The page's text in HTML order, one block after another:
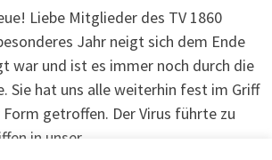
Liebe Mitglieder des TV 1860
Jahr neigt sich dem Ende
war und ist es immer noch durch die
Sie hat uns alle weiterhin fest im Griff
getroffen. Der Virus führte zu
in unser …